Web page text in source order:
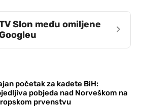
Slon među omiljene
›
početak za kadete BiH:
pobjeda nad Norveškom na
prvenstvu